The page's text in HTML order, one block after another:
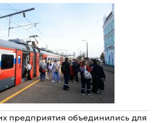
предприятия объединились для